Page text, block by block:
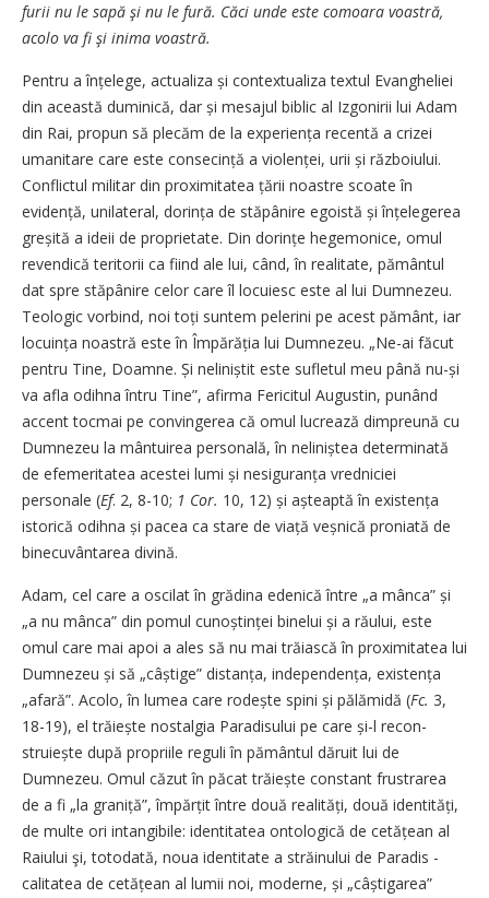
furii nu le sapă şi nu le fură. Căci unde este comoara voastră,
acolo va fi şi inima voastră.
Pentru a înțelege, actualiza și contextualiza textul Evangheliei
din această duminică, dar și mesajul biblic al Izgonirii lui Adam
din Rai, propun să plecăm de la experiența recentă a crizei
umanitare care este consecință a violenței, urii și războiului.
Conflictul militar din proximitatea țării noastre scoate în
evidență, unilateral, dorința de stăpânire egoistă și înțelegerea
greșită a ideii de proprietate. Din dorințe hegemonice, omul
revendică teritorii ca fiind ale lui, când, în realitate, pământul
dat spre stăpânire celor care îl locuiesc este al lui Dumnezeu.
Teologic vorbind, noi toți suntem pelerini pe acest pământ, iar
locuința noastră este în Împărăția lui Dumnezeu. „Ne-ai făcut
pentru Tine, Doamne. Și neliniștit este sufletul meu până nu-și
va afla odihna întru Tine”, afirma Fericitul Augustin, punând
accent tocmai pe convingerea că omul lucrează dimpreună cu
Dumnezeu la mântuirea personală, în neliniștea determinată
de efemeritatea acestei lumi și nesiguranța vredniciei
personale (Ef. 2, 8-10; 1 Cor. 10, 12) și așteaptă în existența
istorică odihna și pacea ca stare de viață veșnică proniată de
binecuvântarea divină.
Adam, cel care a oscilat în grădina edenică între „a mânca” și
„a nu mânca” din pomul cu­noștinței binelui și a răului, este
omul care mai apoi a ales să nu mai trăiască în proximitatea lui
Dumnezeu și să „câștige” dis­tanța, independența, exis­tența
„afară”. Acolo, în lumea care rodește spini și pălămidă (Fc. 3,
18-19), el trăiește nostalgia Paradisului pe care și-l recon­
struiește după propriile reguli în pământul dăruit lui de
Dumnezeu. Omul căzut în păcat trăiește constant frustrarea
de a fi „la graniță”, împărțit între două realități, două identități,
de multe ori intangibile: identitatea ontologică de cetățean al
Raiului şi, totodată, noua identitate a străinului de Paradis -
calitatea de cetățean al lumii noi, moderne, și „câștigarea”